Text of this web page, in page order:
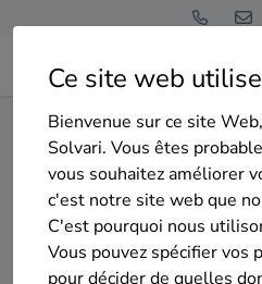
Ce site web
Bienvenue sur ce site
Solvari. Vous êtes
vous souhaitez améliorer
c'est notre site web que
C'est pourquoi nous
Vous pouvez spécifier vos
pour décider de quelles
Home Pompe à chaleur Liège
Gratuit et
Top 20 des installateurs de
pompes à